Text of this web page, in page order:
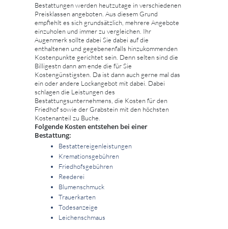
Bestattungen werden heutzutage in verschiedenen
Preisklassen angeboten. Aus diesem Grund
empfiehlt es sich grundsätzlich, mehrere Angebote
einzuholen und immer zu vergleichen. Ihr
Augenmerk sollte dabei Sie dabei auf die
enthaltenen und gegebenenfalls hinzukommenden
Kostenpunkte gerichtet sein. Denn selten sind die
Billigestn dann am ende die für Sie
Kostengünstigsten. Da ist dann auch gerne mal das
ein oder andere Lockangebot mit dabei. Dabei
schlagen die Leistungen des
Bestattungsunternehmens, die Kosten für den
Friedhof sowie der Grabstein mit den höchsten
Kostenanteil zu Buche.
Folgende Kosten entstehen bei einer
Bestattung:
Bestattereigenleistungen
Kremationsgebühren
Friedhofsgebühren
Reederei
Blumenschmuck
Trauerkarten
Todesanzeige
Leichenschmaus